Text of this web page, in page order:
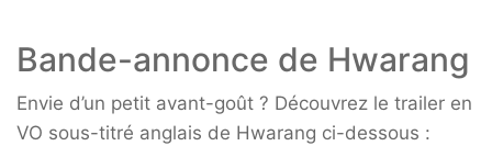
Bande-annonce de Hwarang
Envie d’un petit avant-goût ? Découvrez le trailer en
VO sous-titré anglais de Hwarang ci-dessous :